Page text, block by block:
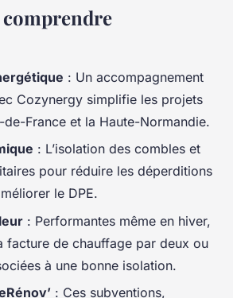
solutions
la rénovation
en Hauts-de-
Haute-Normandie
: Un accompagnement
Cozynergy simplifie les projets
de-France et la Haute-Normandie.
: L’isolation des combles et
pour réduire les déperditions
le DPE.
: Performantes même en hiver,
facture de chauffage par deux ou
à une bonne isolation.
: Ces subventions,